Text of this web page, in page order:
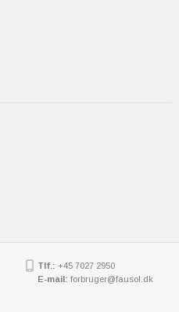
Tlf.: +45 7027 2950
E-mail: forbruger@fausol.dk